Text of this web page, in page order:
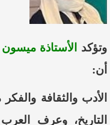
وتؤكد الأستاذة ميسون
أن:
الأدب والثقافة والفكر
التاريخ،
وعرف العرب